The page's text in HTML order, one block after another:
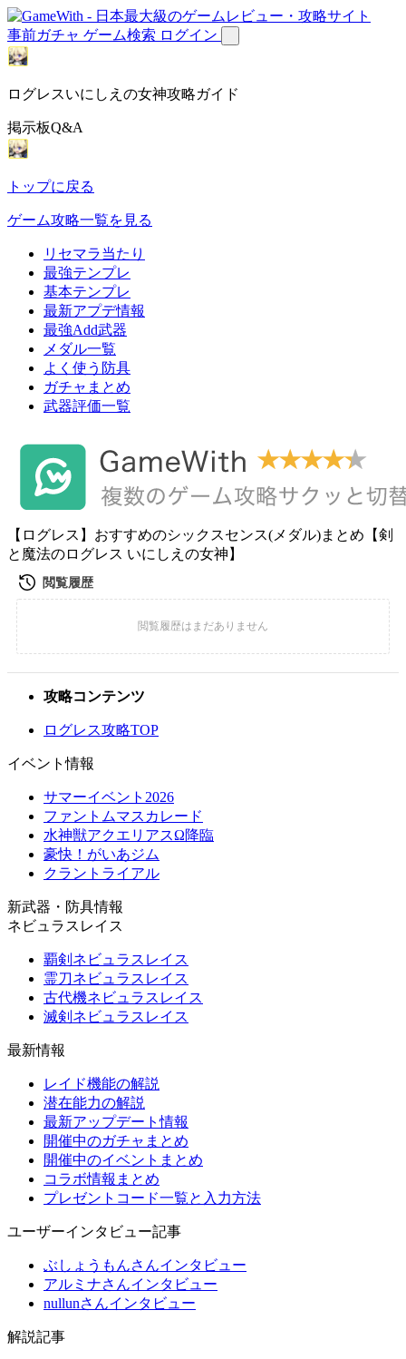
事前ガチャ ゲーム検索 ログイン
ログレスいにしえの女神攻略ガイド
掲示板Q&A
トップに戻る
ゲーム攻略一覧を見る
リセマラ当たり
最強テンプレ
基本テンプレ
最新アプデ情報
最強Add武器
メダル一覧
よく使う防具
ガチャまとめ
武器評価一覧
【ログレス】おすすめのシックスセンス(メダル)まとめ【剣
と魔法のログレス いにしえの女神】
攻略コンテンツ
ログレス攻略TOP
イベント情報
サマーイベント2026
ファントムマスカレード
水神獣アクエリアスΩ降臨
豪快！がいあジム
クラントライアル
新武器・防具情報
ネビュラスレイス
覇剣ネビュラスレイス
霊刀ネビュラスレイス
古代機ネビュラスレイス
滅剣ネビュラスレイス
最新情報
レイド機能の解説
潜在能力の解説
最新アップデート情報
開催中のガチャまとめ
開催中のイベントまとめ
コラボ情報まとめ
プレゼントコード一覧と入力方法
ユーザーインタビュー記事
ぶしょうもんさんインタビュー
アルミナさんインタビュー
nullunさんインタビュー
解説記事